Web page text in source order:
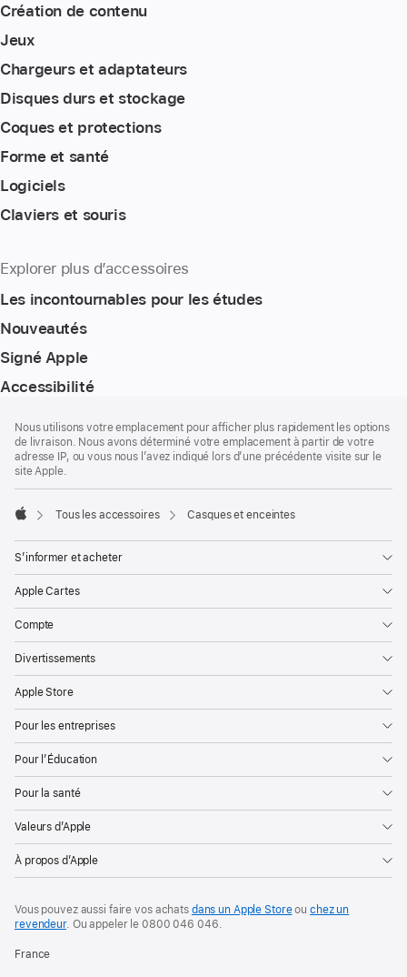
Création de contenu
Jeux
Chargeurs et adaptateurs
Disques durs et stockage
Coques et protections
Forme et santé
Logiciels
Claviers et souris
Explorer plus d’accessoires
Les incontournables pour les études
Nouveautés
Signé Apple
Accessibilité
de
page
de
bas
de
Nous utilisons votre emplacement pour afficher plus rapidement les options
de livraison. Nous avons déterminé votre emplacement à partir de votre
adresse IP, ou vous nous l’avez indiqué lors d’une précédente visite sur le
site Apple.
Tous les accessoires Casques et enceintes
S’informer et acheter
Apple Cartes
Compte
Divertissements
Apple Store
Pour les entreprises
Pour l’Éducation
Pour la santé
Valeurs d’Apple
À propos d’Apple
Vous pouvez aussi faire vos achats dans un Apple Storeouchez un
revendeur. Ouappeler le0800 046 046.
France